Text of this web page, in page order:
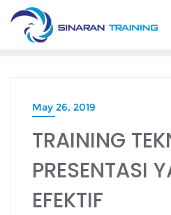
Skip
content
May 26, 2019
TRAINING
PRESENTASI
EFEKTIF